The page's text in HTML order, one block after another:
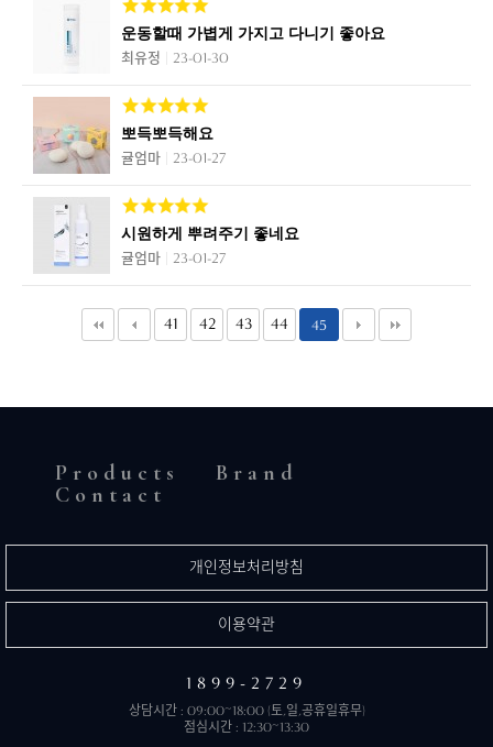
운동할때 가볍게 가지고 다니기 좋아요
최유정 23-01-30
뽀득뽀득해요
귤엄마 23-01-27
시원하게 뿌려주기 좋네요
귤엄마 23-01-27
41 42 43 44 45
Products
Brand
Contact
개인정보처리방침
이용약관
1899-2729
상담시간 : 09:00~18:00 (토,일,공휴일휴무)
점심시간 : 12:30~13:30